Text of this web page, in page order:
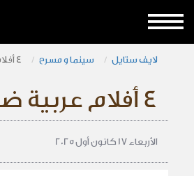
لايف ستايل سينما و مسرح 4 أفلام عربية ضمن سباق الأوسكار
4 أفلام عربية ضمن سباق الأوسكار
الأربعاء 17 كانون أول 2025